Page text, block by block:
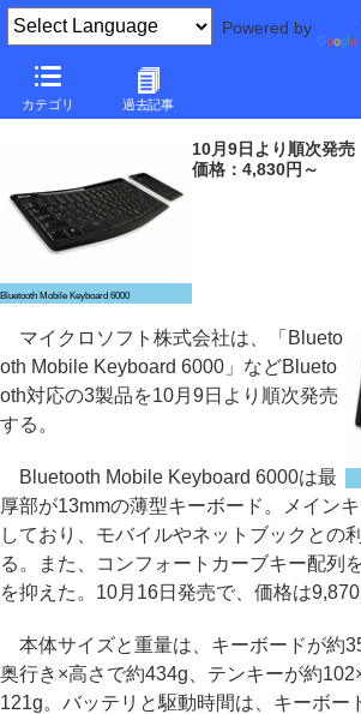
Powered by
カテゴリ 過去記事
マイクロソフト、Bluetooth接続のキーボ
～アーロンチェアとのコラボ
Bluetooth Mobile Keyboard 6000
10月9日より順次発売
価格：4,830円～
マイクロソフト株式会社は、「Blueto
oth Mobile Keyboard 6000」などBlueto
oth対応の3製品を10月9日より順次発売
する。
Bluetooth Mobile Keyboard 6000は最
厚部が13mmの薄型キーボード。メイン
しており、モバイルやネットブックとの
る。また、コンフォートカーブキー配列
を抑えた。10月16日発売で、価格は9,870
本体サイズと重量は、キーボードが約
奥行き×高さで約434g、テンキーが約
121g。バッテリと駆動時間は、キーボー